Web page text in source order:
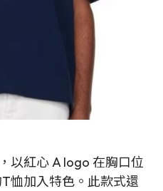
以紅心 A logo 在胸口位
恤加入特色。此款式還